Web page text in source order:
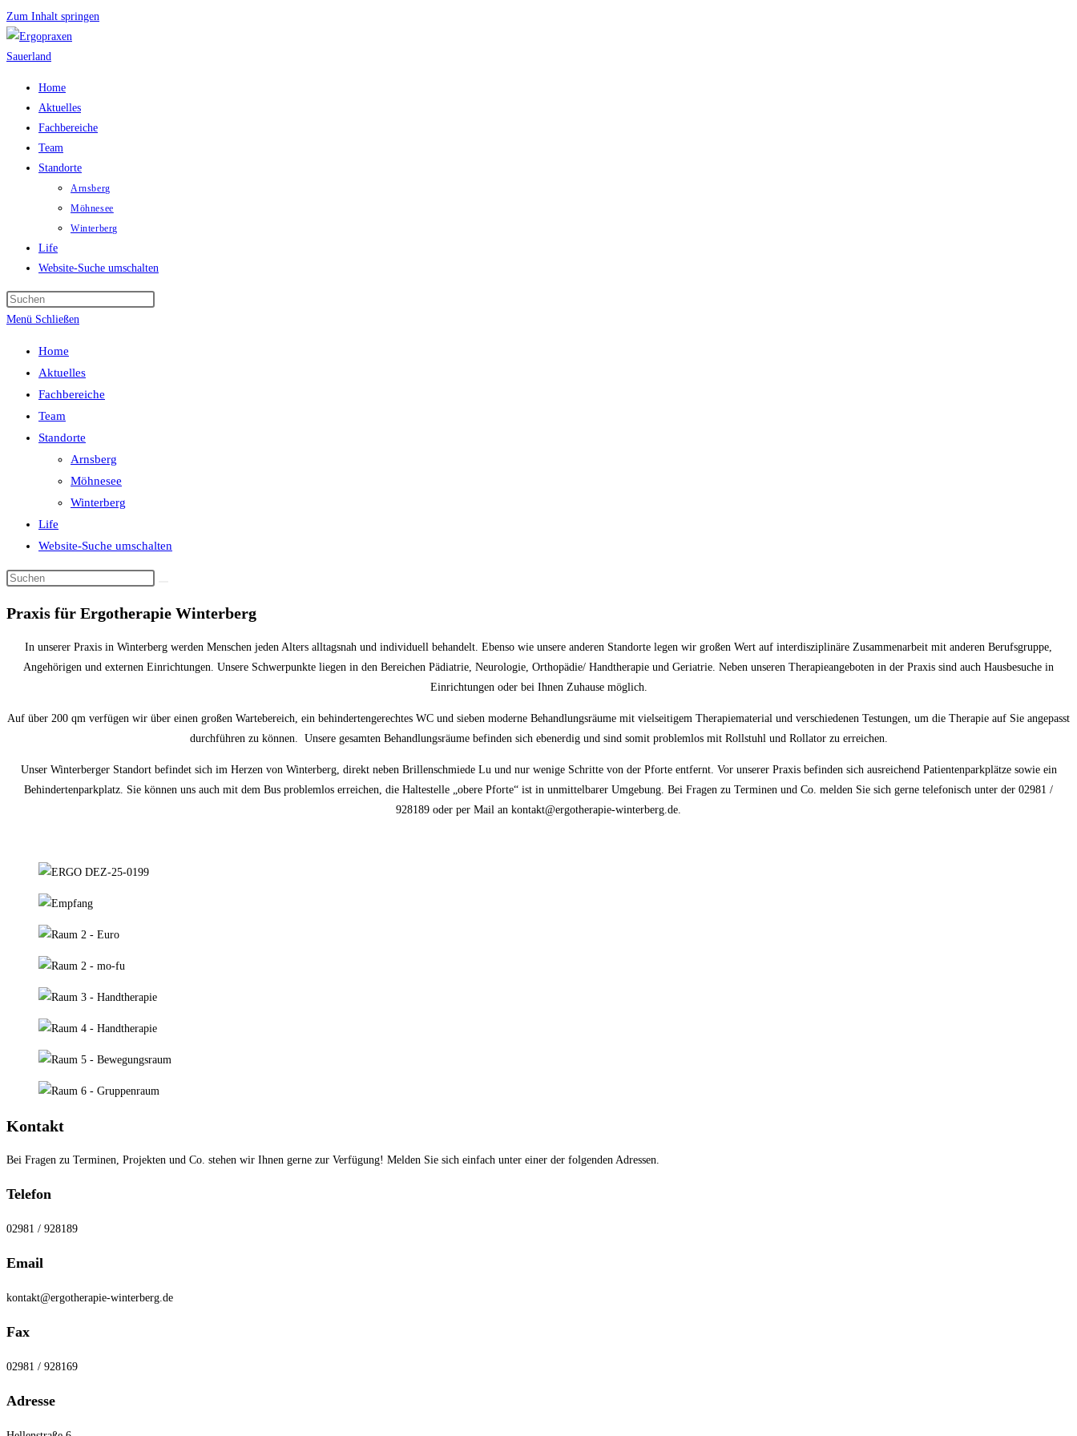
Zum Inhalt springen
Home
Aktuelles
Fachbereiche
Team
Standorte
Arnsberg
Möhnesee
Winterberg
Life
Website-Suche umschalten
Menü Schließen
Home
Aktuelles
Fachbereiche
Team
Standorte
Arnsberg
Möhnesee
Winterberg
Life
Website-Suche umschalten
Praxis für Ergotherapie Winterberg
In unserer Praxis in Winterberg werden Menschen jeden Alters alltagsnah und individuell behandelt. Ebenso wie unsere anderen Standorte legen wir großen Wert auf interdisziplinäre Zusammenarbeit mit anderen Berufsgruppe,
Angehörigen und externen Einrichtungen. Unsere Schwerpunkte liegen in den Bereichen Pädiatrie, Neurologie, Orthopädie/ Handtherapie und Geriatrie. Neben unseren Therapieangeboten in der Praxis sind auch Hausbesuche in
Einrichtungen oder bei Ihnen Zuhause möglich.
Auf über 200 qm verfügen wir über einen großen Wartebereich, ein behindertengerechtes WC und sieben moderne Behandlungsräume mit vielseitigem Therapiematerial und verschiedenen Testungen, um die Therapie auf Sie angepasst
durchführen zu können. Unsere gesamten Behandlungsräume befinden sich ebenerdig und sind somit problemlos mit Rollstuhl und Rollator zu erreichen.
Unser Winterberger Standort befindet sich im Herzen von Winterberg, direkt neben Brillenschmiede Lu und nur wenige Schritte von der Pforte entfernt. Vor unserer Praxis befinden sich ausreichend Patientenparkplätze sowie ein
Behindertenparkplatz. Sie können uns auch mit dem Bus problemlos erreichen, die Haltestelle „obere Pforte“ ist in unmittelbarer Umgebung. Bei Fragen zu Terminen und Co. melden Sie sich gerne telefonisch unter der 02981 /
928189 oder per Mail an kontakt@ergotherapie-winterberg.de.
Kontakt
Bei Fragen zu Terminen, Projekten und Co. stehen wir Ihnen gerne zur Verfügung! Melden Sie sich einfach unter einer der folgenden Adressen.
Telefon
02981 / 928189
Email
kontakt@ergotherapie-winterberg.de
Fax
02981 / 928169
Adresse